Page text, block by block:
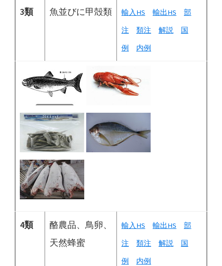
3類 魚並びに甲殻類 輸入HS 輸出HS
部
注
類注 解説
国
例
内例
4類
酪農品、鳥卵、
天然蜂蜜
輸入HS 輸出HS
部
注
類注 解説
国
例
内例